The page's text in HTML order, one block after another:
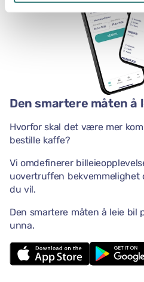
Den smartere måten å
Hvorfor skal det være mer
bestille kaffe?
Vi omdefinerer
uovertruffen bekvemmelighet
du vil.
Den smartere måten å leie bil
unna.